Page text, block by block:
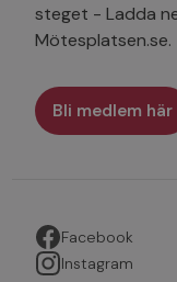
steget - Ladda
Mötesplatsen.se.
Bli medlem här
Facebook
Instagram